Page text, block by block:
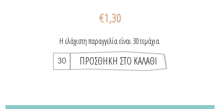
€1,30
Η ελάχιστη παραγγελία είναι 30 τεμάχια.